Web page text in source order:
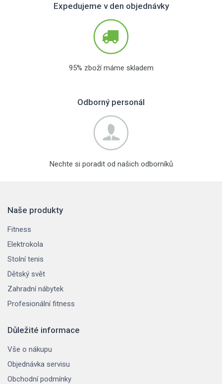
Expedujeme v den objednávky
95% zboží máme skladem
Odborný personál
Nechte si poradit od našich odborníků
Naše produkty
Fitness
Elektrokola
Stolní tenis
Dětský svět
Zahradní nábytek
Profesionální fitness
Důležité informace
Vše o nákupu
Objednávka servisu
Obchodní podmínky